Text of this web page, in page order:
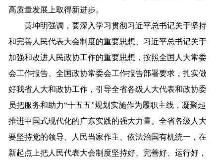
高质量发展上取得新进步。
黄坤明强调，要深入学习贯彻习近平总书记关于坚持
和完善人民代表大会制度的重要思想、习近平总书记关于
加强和改进人民政协工作的重要思想，按照全国人大常委
会工作报告、全国政协常委会工作报告部署要求，扎实做
好我省人大和政协工作，引导全省各级人大代表和政协委
员把服务和助力“十五五”规划实施作为履职主线，凝聚起
推进中国式现代化的广东实践的强大力量。全省各级人大
要坚持党的领导、人民当家作主、依法治国有机统一，在
新起点上把人民代表大会制度坚持好、完善好、运行好，